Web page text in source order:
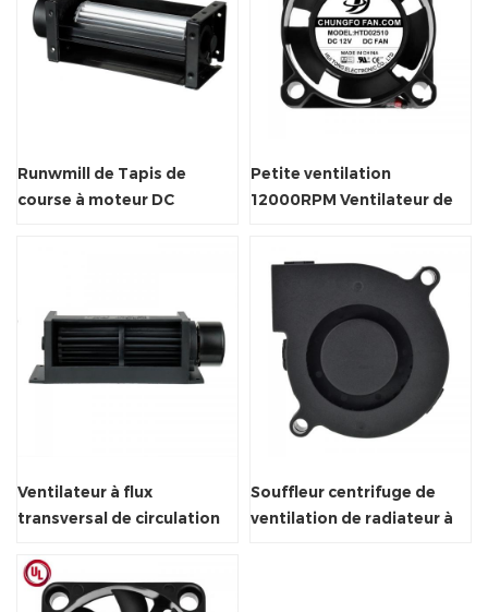
Runwmill de Tapis de
course à moteur DC
Petite ventilation
12000RPM Ventilateur de
Ventilateur à flux
transversal de circulation
économiseur d'énergie en
plastique
Souffleur centrifuge de
ventilation de radiateur à